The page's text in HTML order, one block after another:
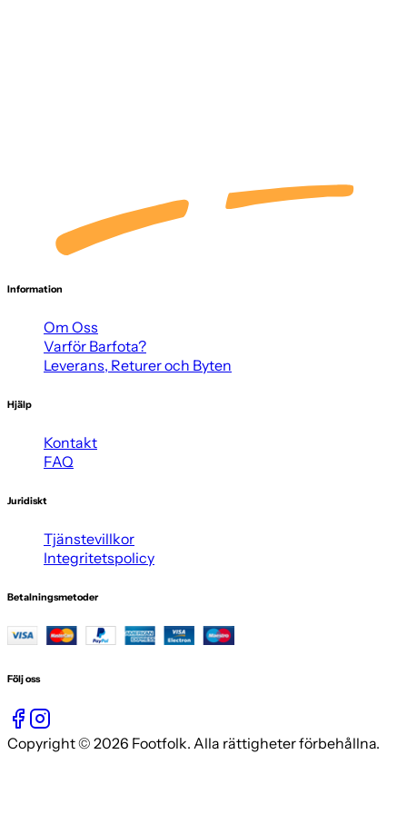
Information
Om Oss
Varför Barfota?
Leverans, Returer och Byten
Hjälp
Kontakt
FAQ
Juridiskt
Tjänstevillkor
Integritetspolicy
Betalningsmetoder
Följ oss
Copyright © 2026 Footfolk. Alla rättigheter förbehållna.